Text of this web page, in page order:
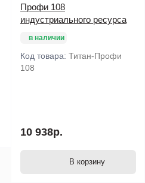
Профи 108
индустриального ресурса
в наличии
Код товара: Титан-Профи
108
10 938р.
В корзину